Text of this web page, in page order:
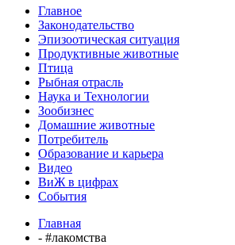
Главное
Законодательство
Эпизоотическая ситуация
Продуктивные животные
Птица
Рыбная отрасль
Наука и Технологии
Зообизнес
Домашние животные
Потребитель
Образование и карьера
Видео
ВиЖ в цифрах
События
Главная
- #лакомства